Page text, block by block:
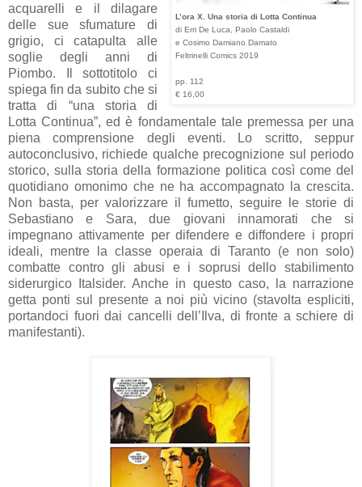
L’ora X. Una storia di Lotta Continua
di Erri De Luca, Paolo Castaldi
e Cosimo Damiano Damato
Feltrinelli Comics 2019
pp. 112
€ 16,00
acquarelli e il dilagare
delle sue sfumature di
grigio, ci catapulta alle
soglie degli anni di
Piombo. Il sottotitolo ci
spiega fin da subito che si
tratta di “una storia di
Lotta Continua”, ed è fondamentale tale premessa per una
piena comprensione degli eventi. Lo scritto, seppur
autoconclusivo, richiede qualche precognizione sul periodo
storico, sulla storia della formazione politica così come del
quotidiano omonimo che ne ha accompagnato la crescita.
Non basta, per valorizzare il fumetto, seguire le storie di
Sebastiano e Sara, due giovani innamorati che si
impegnano attivamente per difendere e diffondere i propri
ideali, mentre la classe operaia di Taranto (e non solo)
combatte contro gli abusi e i soprusi dello stabilimento
siderurgico Italsider. Anche in questo caso, la narrazione
getta ponti sul presente a noi più vicino (stavolta espliciti,
portandoci fuori dai cancelli dell’Ilva, di fronte a schiere di
manifestanti).